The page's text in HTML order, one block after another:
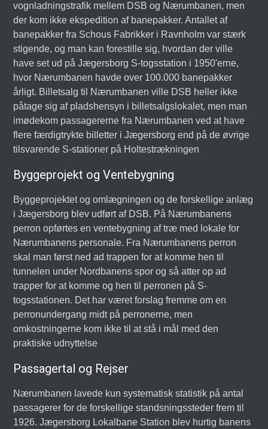
vognladningstrafik mellem DSB og Nærumbanen, men
der kom ikke ekspedition af banepakker. Antallet af
banepakker fra Schous Fabrikker i Ravnholm var stærk
stigende, og man kan forestille sig, hvordan der ville
have set ud på Jægersborg S-togsstation i 1950'erne,
hvor Nærumbanen havde over 100.000 banepakker
årligt. Billetsalg til Nærumbanen ville DSB heller ikke
påtage sig af pladshensyn i billetsalgslokalet, men man
imødekom passagererne fra Nærumbanen ved at have
flere færdigtrykte billetter i Jægersborg end på de øvrige
tilsvarende S-stationer på Holtestrækningen
Byggeprojekt og Ventebygning
Byggeprojektet og omlægningen og de forskellige anlæg
i Jægersborg blev udført af DSB. På Nærumbanens
perron opførtes en ventebygning af træ med lokale for
Nærumbanens personale. Fra Nærumbanens perron
skal man først ned ad trappen for at komme hen til
tunnelen under Nordbanens spor og så atter op ad
trapper for at komme og hen til perronen på S-
togsstationen. Det har været forslag fremme om en
perronundergang midt på perronerne, men
omkostningerne kom ikke til at stå i mål med den
praktiske udnyttelse
Passagertal og Rejser
Nærumbanen lavede kun systematisk statistik på antal
passagerer for de forskellige standsningssteder frem til
1926. Jægersborg Lokalbane Station blev hurtig banens